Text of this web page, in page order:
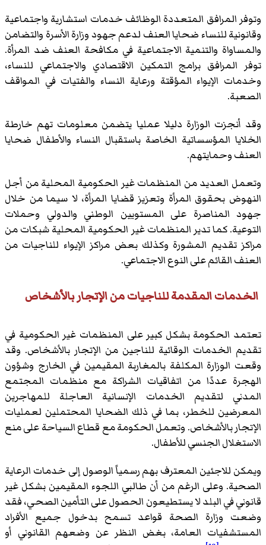
وتوفر المرافق المتعددة الوظائف خدمات استشارية واجتماعية
وقانونية للنساء ضحايا العنف لدعم جهود وزارة الأسرة والتضامن
والمساواة والتنمية الاجتماعية في مكافحة العنف ضد المرأة.
توفر المرافق برامج التمكين الاقتصادي والاجتماعي للنساء،
وخدمات الإيواء المؤقتة ورعاية النساء والفتيات في المواقف
الصعبة.
وقد أنجزت الوزارة دليلا عمليا يتضمن معلومات تهم خارطة
الخلايا المؤسساتية الخاصة باستقبال النساء والأطفال ضحايا
العنف وحمايتهم.
وتعمل العديد من المنظمات غير الحكومية المحلية من أجل
النهوض بحقوق المرأة وتعزيز قضايا المرأة، لا سيما من خلال
جهود المناصرة على المستويين الوطني والدولي وحملات
التوعية. كما تدير المنظمات غير الحكومية المحلية شبكات من
مراكز تقديم المشورة وكذلك بعض مراكز الإيواء للناجيات من
العنف القائم على النوع الاجتماعي.
الخدمات المقدمة للناجيات من الإتجار بالأشخاص
تعتمد الحكومة بشكل كبير على المنظمات غير الحكومية في
تقديم الخدمات الوقائية للناجين من الإتجار بالأشخاص. وقد
وقعت الوزارة المكلفة بالمغاربة المقيمين في الخارج وشؤون
الهجرة عددًا من اتفاقيات الشراكة مع منظمات المجتمع
المدني لتقديم الخدمات الإنسانية العاجلة للمهاجرين
المعرضين للخطر، بما في ذلك الضحايا المحتملين لعمليات
الإتجار بالأشخاص. وتعمل الحكومة مع قطاع السياحة على منع
الاستغلال الجنسي للأطفال.
ويمكن للاجئين المعترف بهم رسمياً الوصول إلى خدمات الرعاية
الصحية. وعلى الرغم من أن طالبي اللجوء المقيمين بشكل غير
قانوني في البلد لا يستطيعون الحصول على التأمين الصحي، فقد
وضعت وزارة الصحة قواعد تسمح بدخول جميع الأفراد
المستشفيات العامة، بغض النظر عن وضعهم القانوني أو